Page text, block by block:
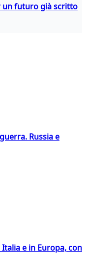
un futuro già scritto
Russia e
e in Europa, con